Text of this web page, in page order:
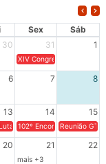
Sex
Sáb
30 31 1
XIV Congresso Brasileiro
6 7 8
13 14 15
Rio Grande do Sul - 100
a Cuba no Rio Grande do
em Defesa de Cuba e da
102º Encontro da
Reunião
20 21 22
mais +3